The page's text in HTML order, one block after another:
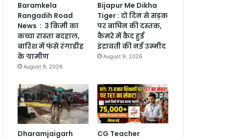
Baramkela
Rangadih Road
News : 3 किमी का
कच्चा रास्ता बदहाल,
बारिश में फंसे रंगाडीह
के ग्रामीण
August 9, 2026
Bijapur Me Dikha
Tiger : दो दिन से सड़क
पर बाघिन की दस्तक,
कैमरे में कैद हुई
इंद्रावती की नई उम्मीद
August 9, 2026
Dharamjaigarh CG Teacher